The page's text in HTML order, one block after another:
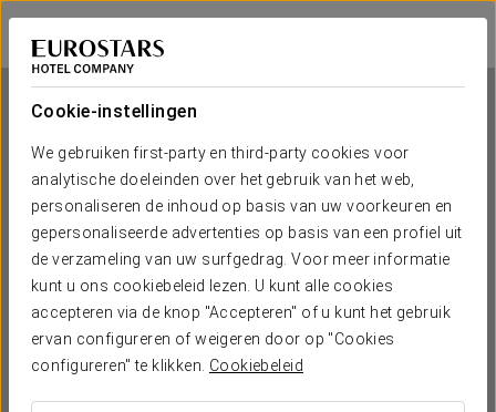
Cookie-instellingen
We gebruiken first-party en third-party cookies voor
analytische doeleinden over het gebruik van het web,
personaliseren de inhoud op basis van uw voorkeuren en
gepersonaliseerde advertenties op basis van een profiel uit
de verzameling van uw surfgedrag. Voor meer informatie
kunt u ons cookiebeleid lezen. U kunt alle cookies
accepteren via de knop "Accepteren" of u kunt het gebruik
ervan configureren of weigeren door op "Cookies
configureren" te klikken. Cookiebeleid
Exe Tres Cantos
MADRID - TRES CANTOS
Exe Tres Cantos
MADRID - TRES CANTOS